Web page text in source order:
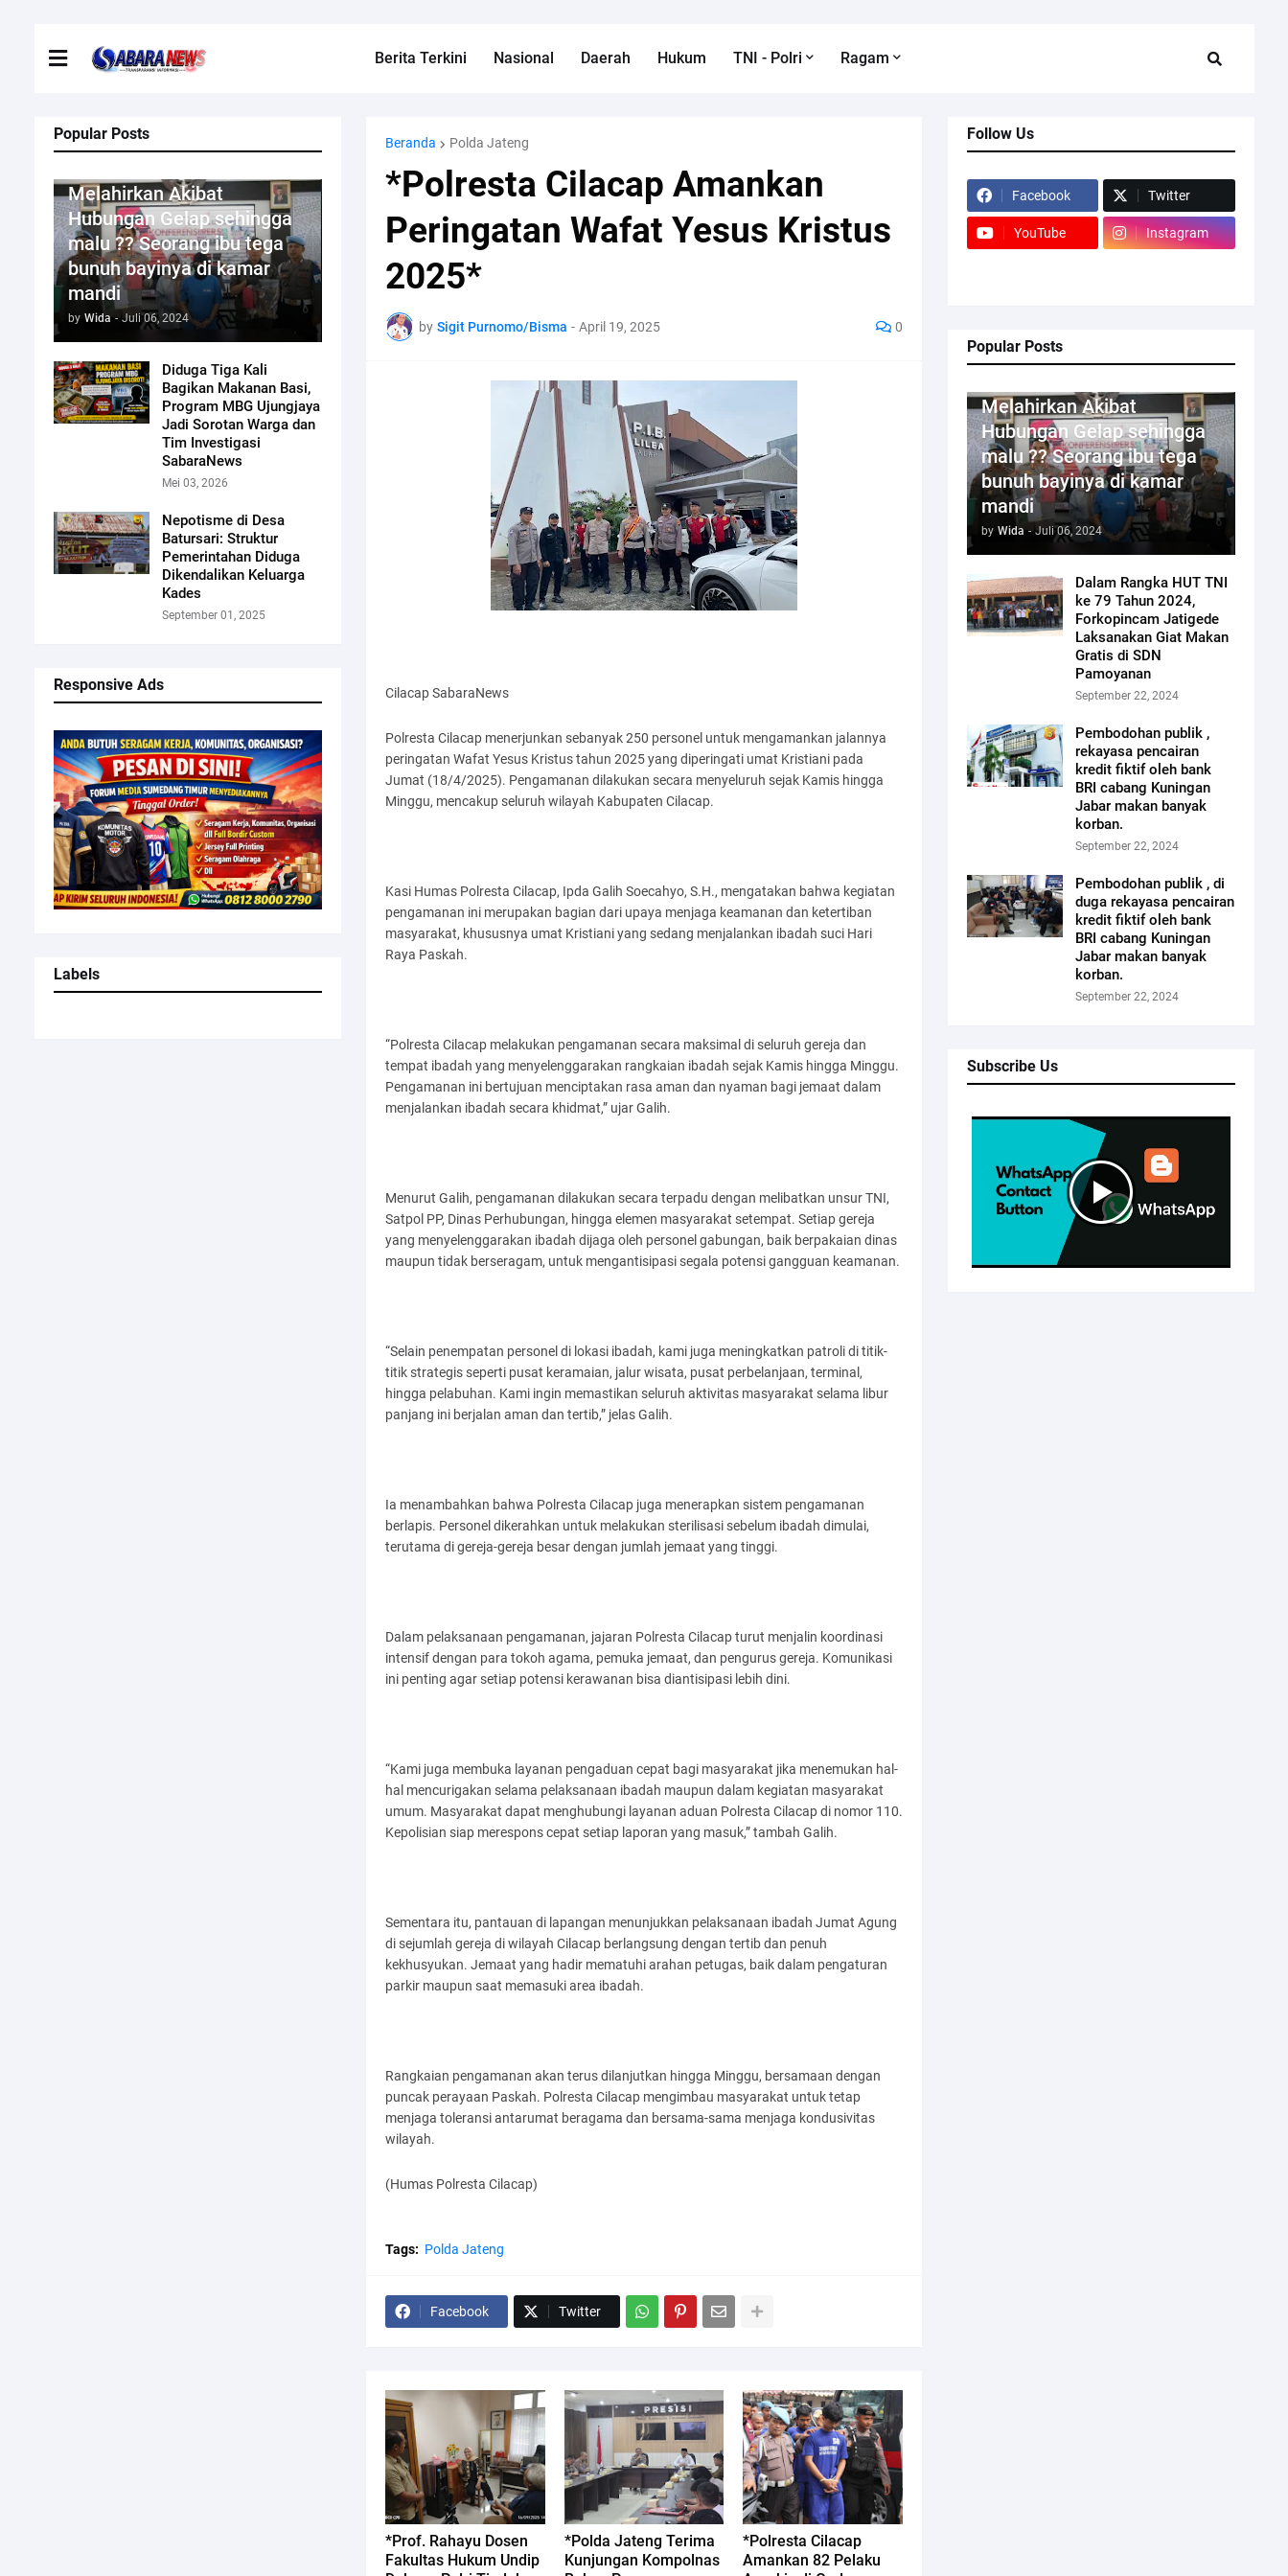
Berita Terkini Nasional Daerah Hukum TNI - Polri Ragam
Popular Posts
Melahirkan Akibat
Hubungan Gelap sehingga
malu ?? Seorang ibu tega
bunuh bayinya di kamar
mandi
by Wida - Juli 06, 2024
Diduga Tiga Kali
Bagikan Makanan Basi,
Program MBG Ujungjaya
Jadi Sorotan Warga dan
Tim Investigasi
SabaraNews
Mei 03, 2026
Nepotisme di Desa
Batursari: Struktur
Pemerintahan Diduga
Dikendalikan Keluarga
Kades
September 01, 2025
Responsive Ads
Labels
Beranda Polda Jateng
*Polresta Cilacap Amankan
Peringatan Wafat Yesus Kristus
2025*
by Sigit Purnomo/Bisma - April 19, 2025 0
Cilacap SabaraNews
Polresta Cilacap menerjunkan sebanyak 250 personel untuk mengamankan jalannya
peringatan Wafat Yesus Kristus tahun 2025 yang diperingati umat Kristiani pada
Jumat (18/4/2025). Pengamanan dilakukan secara menyeluruh sejak Kamis hingga
Minggu, mencakup seluruh wilayah Kabupaten Cilacap.
Kasi Humas Polresta Cilacap, Ipda Galih Soecahyo, S.H., mengatakan bahwa kegiatan
pengamanan ini merupakan bagian dari upaya menjaga keamanan dan ketertiban
masyarakat, khususnya umat Kristiani yang sedang menjalankan ibadah suci Hari
Raya Paskah.
“Polresta Cilacap melakukan pengamanan secara maksimal di seluruh gereja dan
tempat ibadah yang menyelenggarakan rangkaian ibadah sejak Kamis hingga Minggu.
Pengamanan ini bertujuan menciptakan rasa aman dan nyaman bagi jemaat dalam
menjalankan ibadah secara khidmat,” ujar Galih.
Menurut Galih, pengamanan dilakukan secara terpadu dengan melibatkan unsur TNI,
Satpol PP, Dinas Perhubungan, hingga elemen masyarakat setempat. Setiap gereja
yang menyelenggarakan ibadah dijaga oleh personel gabungan, baik berpakaian dinas
maupun tidak berseragam, untuk mengantisipasi segala potensi gangguan keamanan.
“Selain penempatan personel di lokasi ibadah, kami juga meningkatkan patroli di titik-
titik strategis seperti pusat keramaian, jalur wisata, pusat perbelanjaan, terminal,
hingga pelabuhan. Kami ingin memastikan seluruh aktivitas masyarakat selama libur
panjang ini berjalan aman dan tertib,” jelas Galih.
Ia menambahkan bahwa Polresta Cilacap juga menerapkan sistem pengamanan
berlapis. Personel dikerahkan untuk melakukan sterilisasi sebelum ibadah dimulai,
terutama di gereja-gereja besar dengan jumlah jemaat yang tinggi.
Dalam pelaksanaan pengamanan, jajaran Polresta Cilacap turut menjalin koordinasi
intensif dengan para tokoh agama, pemuka jemaat, dan pengurus gereja. Komunikasi
ini penting agar setiap potensi kerawanan bisa diantisipasi lebih dini.
“Kami juga membuka layanan pengaduan cepat bagi masyarakat jika menemukan hal-
hal mencurigakan selama pelaksanaan ibadah maupun dalam kegiatan masyarakat
umum. Masyarakat dapat menghubungi layanan aduan Polresta Cilacap di nomor 110.
Kepolisian siap merespons cepat setiap laporan yang masuk,” tambah Galih.
Sementara itu, pantauan di lapangan menunjukkan pelaksanaan ibadah Jumat Agung
di sejumlah gereja di wilayah Cilacap berlangsung dengan tertib dan penuh
kekhusyukan. Jemaat yang hadir mematuhi arahan petugas, baik dalam pengaturan
parkir maupun saat memasuki area ibadah.
Rangkaian pengamanan akan terus dilanjutkan hingga Minggu, bersamaan dengan
puncak perayaan Paskah. Polresta Cilacap mengimbau masyarakat untuk tetap
menjaga toleransi antarumat beragama dan bersama-sama menjaga kondusivitas
wilayah.
(Humas Polresta Cilacap)
Tags: Polda Jateng
Facebook Twitter
*Prof. Rahayu Dosen
Fakultas Hukum Undip
*Polda Jateng Terima
Kunjungan Kompolnas
*Polresta Cilacap
Amankan 82 Pelaku
Follow Us
Facebook Twitter
YouTube Instagram
Popular Posts
Melahirkan Akibat
Hubungan Gelap sehingga
malu ?? Seorang ibu tega
bunuh bayinya di kamar
mandi
by Wida - Juli 06, 2024
Dalam Rangka HUT TNI
ke 79 Tahun 2024,
Forkopincam Jatigede
Laksanakan Giat Makan
Gratis di SDN
Pamoyanan
September 22, 2024
Pembodohan publik ,
rekayasa pencairan
kredit fiktif oleh bank
BRI cabang Kuningan
Jabar makan banyak
korban.
September 22, 2024
Pembodohan publik , di
duga rekayasa pencairan
kredit fiktif oleh bank
BRI cabang Kuningan
Jabar makan banyak
korban.
September 22, 2024
Subscribe Us